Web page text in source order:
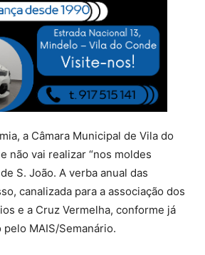
a Câmara Municipal de Vila do
não vai realizar “nos moldes
S. João. A verba anual das
canalizada para a associação dos
e a Cruz Vermelha, conforme já
MAIS/Semanário.